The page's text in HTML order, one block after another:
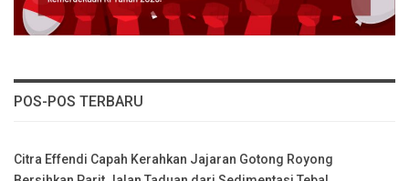
POS-POS TERBARU
Citra Effendi Capah Kerahkan Jajaran Gotong Royong